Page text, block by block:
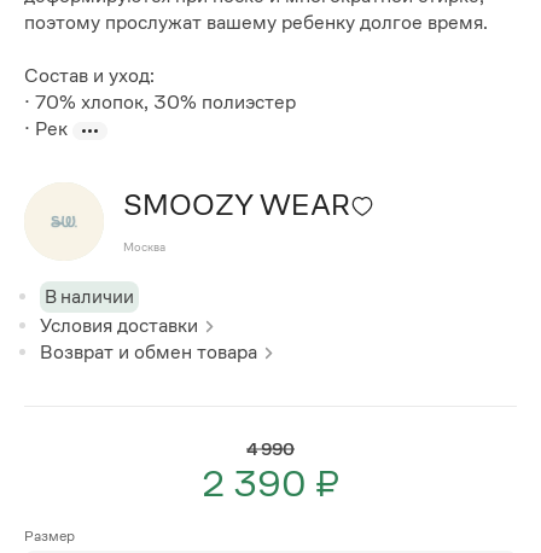
поэтому прослужат вашему ребенку долгое время.
Состав и уход:
· 70% хлопок, 30% полиэстер
· Рек
SMOOZY WEAR
Москва
В наличии
Условия доставки
Возврат и обмен товара
4 990
2 390 ₽
Размер